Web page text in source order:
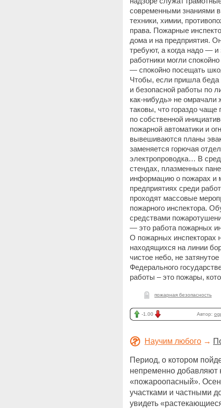
современными знаниями в
техники, химии,
права. Пожарные
дома и на предприятия.
требуют, а когда надо —
работники могли
— спокойно посещать
Чтобы, если пришла беда
и безопасной работы по
как-нибудь» не
таковы, что гораздо
по собственной
пожарной автоматики и
вывешиваются планы
заменяется горючая
электропроводка… В
стендах, плазменных
информацию о пожарах и
предприятиях среди
проходят массовые
пожарного инспектора.
средствами
— это работа пожарных
О пожарных инспекторах
находящихся на линии
чистое небо, не
Федерального
работы – это пожары,
пожарная безопасность
-1.00 Автор:
Научим любого →
Период, о котором
непременно добавляют
«пожароопасный».
участками и частными
увидеть